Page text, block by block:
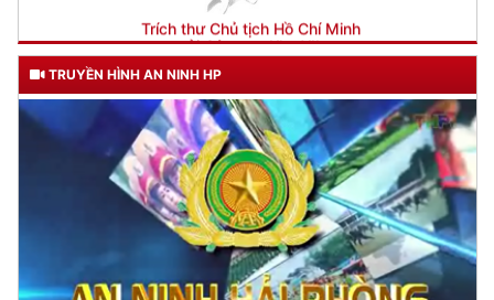
TRUYỀN HÌNH AN NINH HP